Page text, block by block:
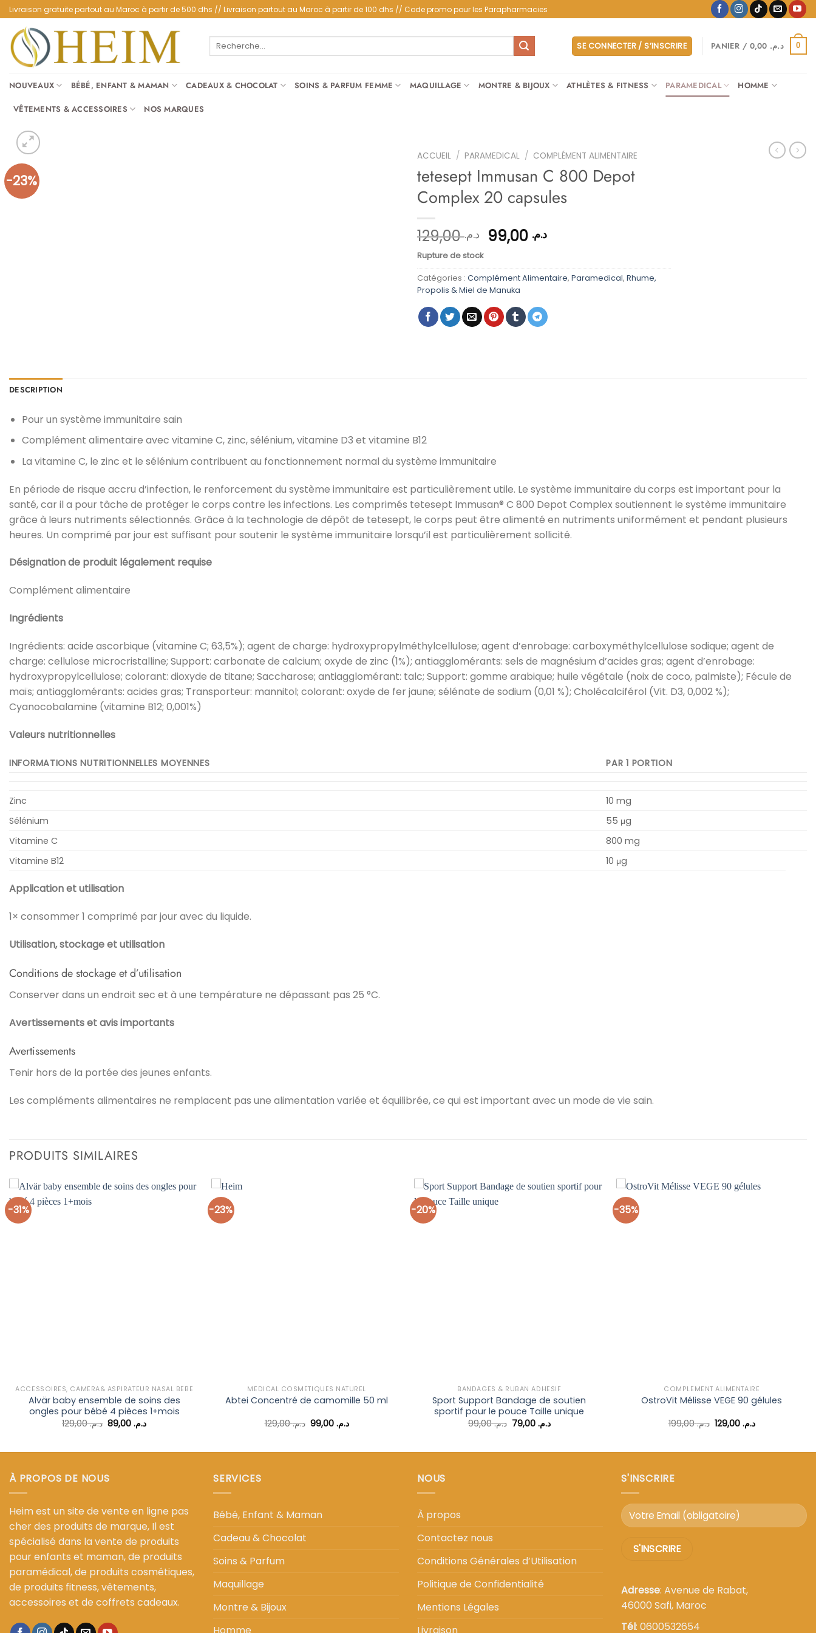
Passer
au
contenu
Livraison gratuite partout au Maroc à partir de 500 dhs // Livraison partout au Maroc à partir de 100 dhs // Code promo pour les Parapharmacies
Recherche
SE CONNECTER / S’INSCRIRE PANIER / د.م. 0
NOUVEAUX BÉBÉ, ENFANT & MAMAN CADEAUX & CHOCOLAT SOINS & PARFUM FEMME MAQUILLAGE MONTRE & BIJOUX ATHLÈTES & FITNESS PARAMEDICAL HOMME
VÊTEMENTS & ACCESSOIRES NOS MARQUES
-23%
ACCUEIL / PARAMEDICAL / COMPLÉMENT ALIMENTAIRE
tetesept Immusan C 800 Depot
Complex 20 capsules
د.م.129,00 Le
prix
initial
était :
د.م.Le
actuel
est :
Rupture de stock
Catégories : Complément Alimentaire, Paramedical, Rhume,
Propolis & Miel de Manuka
DESCRIPTION
Pour un système immunitaire sain
Complément alimentaire avec vitamine C, zinc, sélénium, vitamine D3 et vitamine B12
La vitamine C, le zinc et le sélénium contribuent au fonctionnement normal du système immunitaire
En période de risque accru d’infection, le renforcement du système immunitaire est particulièrement utile. Le système immunitaire du corps est important pour la
santé, car il a pour tâche de protéger le corps contre les infections. Les comprimés tetesept Immusan® C 800 Depot Complex soutiennent le système immunitaire
grâce à leurs nutriments sélectionnés. Grâce à la technologie de dépôt de tetesept, le corps peut être alimenté en nutriments uniformément et pendant plusieurs
heures. Un comprimé par jour est suffisant pour soutenir le système immunitaire lorsqu’il est particulièrement sollicité.
Désignation de produit légalement requise
Complément alimentaire
Ingrédients
Ingrédients: acide ascorbique (vitamine C; 63,5%); agent de charge: hydroxypropylméthylcellulose; agent d’enrobage: carboxyméthylcellulose sodique; agent de
charge: cellulose microcristalline; Support: carbonate de calcium; oxyde de zinc (1%); antiagglomérants: sels de magnésium d’acides gras; agent d’enrobage:
hydroxypropylcellulose; colorant: dioxyde de titane; Saccharose; antiagglomérant: talc; Support: gomme arabique; huile végétale (noix de coco, palmiste); Fécule de
maïs; antiagglomérants: acides gras; Transporteur: mannitol; colorant: oxyde de fer jaune; sélénate de sodium (0,01 %); Cholécalciférol (Vit. D3, 0,002 %);
Cyanocobalamine (vitamine B12; 0,001%)
Valeurs nutritionnelles
INFORMATIONS NUTRITIONNELLES MOYENNES PAR 1 PORTION
Zinc
10 mg
Sélénium
55 μg
Vitamine C
800 mg
Vitamine B12
10 μg
Application et utilisation
1× consommer 1 comprimé par jour avec du liquide.
Utilisation, stockage et utilisation
Conditions de stockage et d’utilisation
Conserver dans un endroit sec et à une température ne dépassant pas 25 °C.
Avertissements et avis importants
Avertissements
Tenir hors de la portée des jeunes enfants.
Les compléments alimentaires ne remplacent pas une alimentation variée et équilibrée, ce qui est important avec un mode de vie sain.
PRODUITS SIMILAIRES
-31%
ACCESSOIRES, CAMÉRA& ASPIRATEUR NASAL BÉBÉ
Alvär baby ensemble de soins des
ongles pour bébé 4 pièces 1+mois
د.م.129,00 Le
prix
د.م.89,00 Le
-23%
MÉDICAL COSMÉTIQUES NATUREL
Abtei Concentré de camomille 50 ml
د.م.129,00 Le
prix
د.م. 99,00 Le
-20%
BANDAGES & RUBAN ADHÉSIF
Sport Support Bandage de soutien
sportif pour le pouce Taille unique
د.م.99,00 Le
prix
د.م. 79,00 Le
-35%
COMPLÉMENT ALIMENTAIRE
OstroVit Mélisse VEGE 90 gélules
د.م.199,00 Le
prix
د.م. 129,00 Le
À PROPOS DE NOUS
Heim est un site de vente en ligne pas
cher des produits de marque, Il est
spécialisé dans la vente de produits
pour enfants et maman, de produits
paramédical, de produits cosmétiques,
de produits fitness, vêtements,
accessoires et de coffrets cadeaux.
SERVICES
Bébé, Enfant & Maman
Cadeau & Chocolat
Soins & Parfum
Maquillage
Montre & Bijoux
NOUS
À propos
Contactez nous
Conditions Générales d’Utilisation
Politique de Confidentialité
Mentions Légales
S'INSCRIRE
Adresse: Avenue de Rabat,
46000 Safi, Maroc
Tél: 0600532654